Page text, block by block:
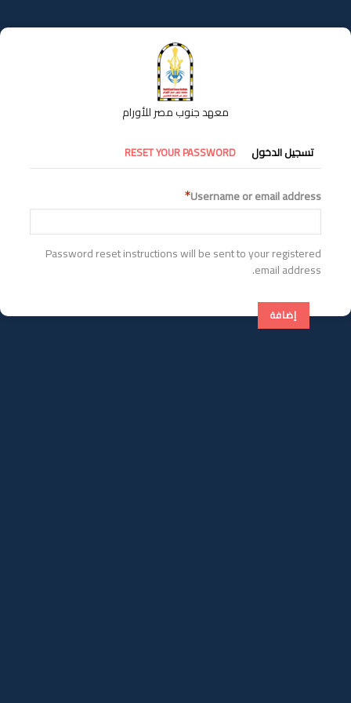
إلى
المحتوى
معهد جنوب مصر للأورام
التبويبات
الأساسية
تسجيل الدخول RESET YOUR PASSWORD
Username or email address
Password reset instructions will be sent to your registered
email address.